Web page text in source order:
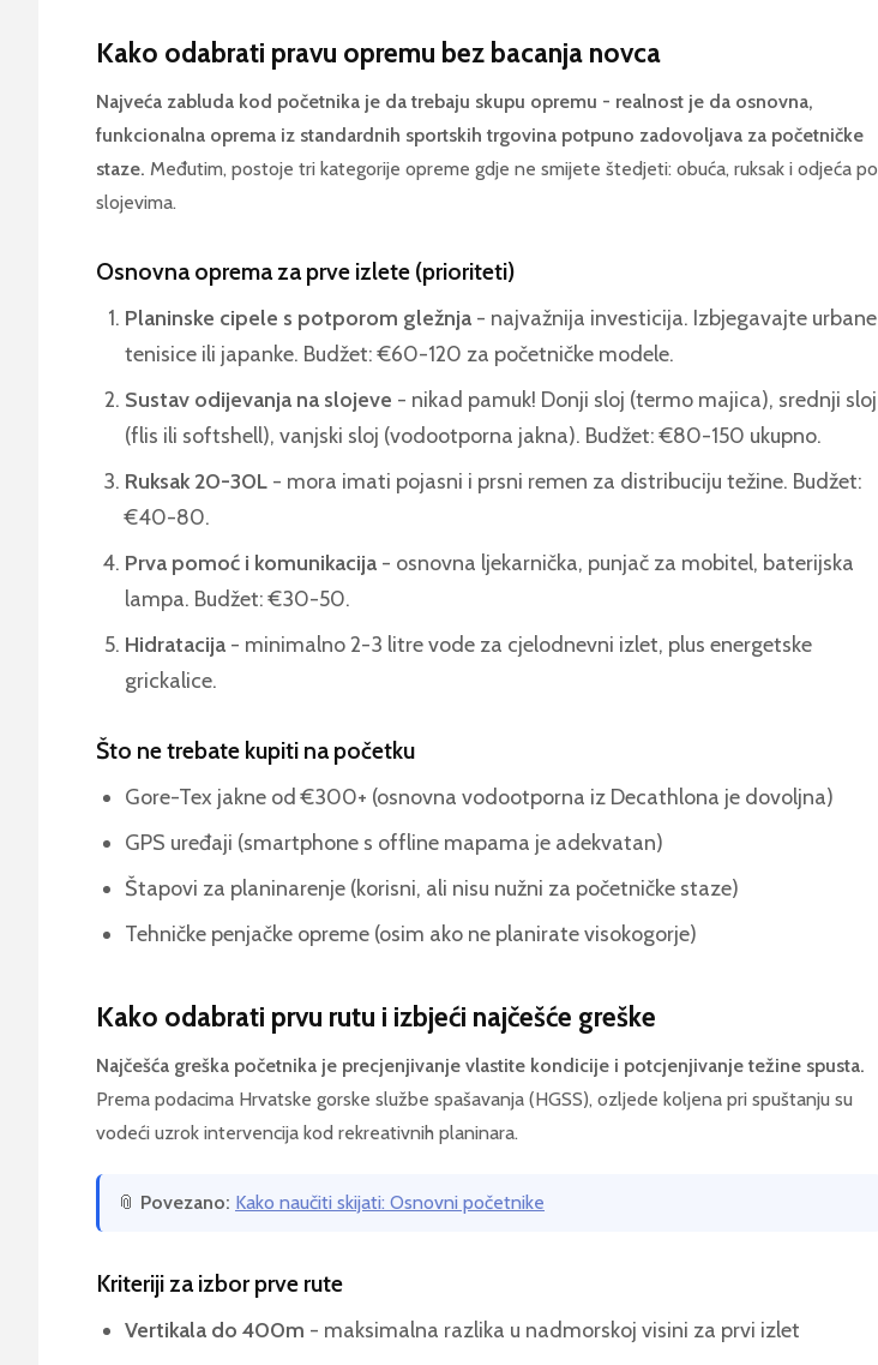
Kako odabrati pravu opremu bez bacanja novca
Najveća zabluda kod početnika je da trebaju skupu opremu - realnost je da osnovna,
funkcionalna oprema iz standardnih sportskih trgovina potpuno zadovoljava za početničke
staze. Međutim, postoje tri kategorije opreme gdje ne smijete štedjeti: obuća, ruksak i odjeća po
slojevima.
Osnovna oprema za prve izlete (prioriteti)
Planinske cipele s potporom gležnja - najvažnija investicija. Izbjegavajte urbane
tenisice ili japanke. Budžet: €60-120 za početničke modele.
Sustav odijevanja na slojeve - nikad pamuk! Donji sloj (termo majica), srednji sloj
(flis ili softshell), vanjski sloj (vodootporna jakna). Budžet: €80-150 ukupno.
Ruksak 20-30L - mora imati pojasni i prsni remen za distribuciju težine. Budžet:
€40-80.
Prva pomoć i komunikacija - osnovna ljekarnička, punjač za mobitel, baterijska
lampa. Budžet: €30-50.
Hidratacija - minimalno 2-3 litre vode za cjelodnevni izlet, plus energetske
grickalice.
Što ne trebate kupiti na početku
Gore-Tex jakne od €300+ (osnovna vodootporna iz Decathlona je dovoljna)
GPS uređaji (smartphone s offline mapama je adekvatan)
Štapovi za planinarenje (korisni, ali nisu nužni za početničke staze)
Tehničke penjačke opreme (osim ako ne planirate visokogorje)
Kako odabrati prvu rutu i izbjeći najčešće greške
Najčešća greška početnika je precjenjivanje vlastite kondicije i potcjenjivanje težine spusta.
Prema podacima Hrvatske gorske službe spašavanja (HGSS), ozljede koljena pri spuštanju su
vodeći uzrok intervencija kod rekreativnih planinara.
📎 Povezano: Kako naučiti skijati: Osnovni početnike
Kriteriji za izbor prve rute
Vertikala do 400m - maksimalna razlika u nadmorskoj visini za prvi izlet